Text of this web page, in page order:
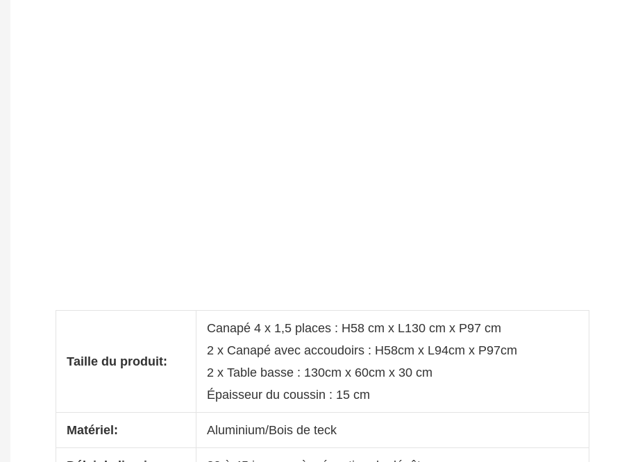
Taille du produit:
Canapé 4 x 1,5 places : H58 cm x L130 cm x P97 cm
2 x Canapé avec accoudoirs : H58cm x L94cm x P97cm
2 x Table basse : 130cm x 60cm x 30 cm
Épaisseur du coussin : 15 cm
Matériel: Aluminium/Bois de teck